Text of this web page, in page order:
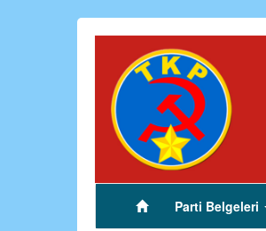
(current)Parti Belgeleri